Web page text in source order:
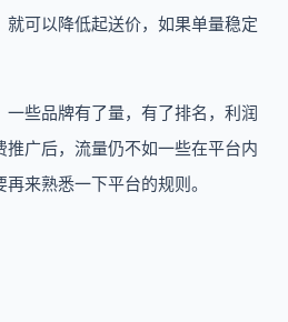
可以降低起送价，如果单量稳定
些品牌有了量，有了排名，利润
广后，流量仍不如一些在平台内
来熟悉一下平台的规则。